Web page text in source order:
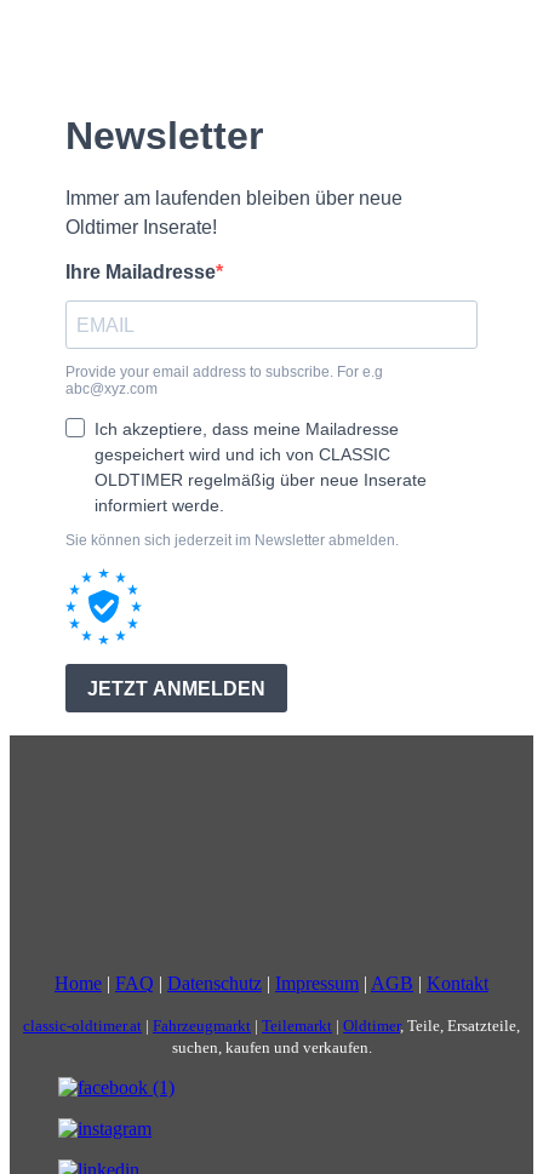
Home | FAQ | Datenschutz | Impressum | AGB | Kontakt
classic-oldtimer.at | Fahrzeugmarkt | Teilemarkt | Oldtimer, Teile, Ersatzteile,
suchen, kaufen und verkaufen.